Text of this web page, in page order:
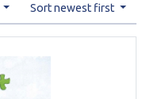
Sort newest first